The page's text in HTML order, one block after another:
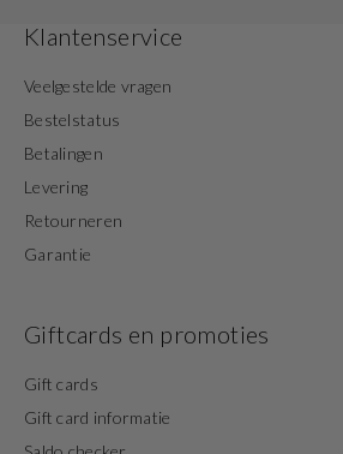
Klantenservice
Veelgestelde vragen
Bestelstatus
Betalingen
Levering
Retourneren
Garantie
Giftcards en promoties
Gift cards
Gift card informatie